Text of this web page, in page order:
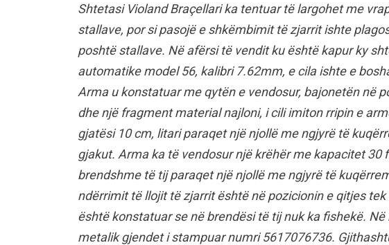
Shtetasi Violand Braçellari ka tentuar të largohet me
stallave, por si pasojë e shkëmbimit të zjarrit ishte
poshtë stallave. Në afërsi të vendit ku është kapur ky
automatike model 56, kalibri 7.62mm, e cila ishte e
Arma u konstatuar me qytën e vendosur, bajonetën në
dhe një fragment material najloni, i cili imiton rripin e
gjatësi 10 cm, litari paraqet një njollë me ngjyrë të
gjakut. Arma ka të vendosur një krëhër me kapacitet 30
brendshme të tij paraqet një njollë me ngjyrë të
ndërrimit të llojit të zjarrit është në pozicionin e qitjes
është konstatuar se në brendësi të tij nuk ka fishekë.
metalik gjendet i stampuar numri 5617076736.